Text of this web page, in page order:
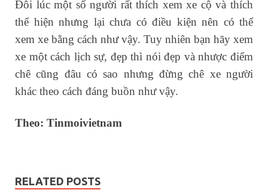
Đôi lúc một số người rất thích xem xe cộ và thích
thể hiện nhưng lại chưa có điều kiện nên có thể
xem xe bằng cách như vậy. Tuy nhiên bạn hãy xem
xe một cách lịch sự, đẹp thì nói đẹp và nhược điểm
chê cũng đâu có sao nhưng đừng chê xe người
khác theo cách đáng buồn như vậy.
Theo: Tinmoivietnam
RELATED POSTS